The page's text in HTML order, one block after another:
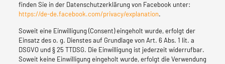
finden Sie in der Datenschutzerklärung von Facebook unter:
https://de-de.facebook.com/privacy/explanation.
Soweit eine Einwilligung (Consent) eingeholt wurde, erfolgt der
Einsatz des o. g. Dienstes auf Grundlage von Art. 6 Abs. 1 lit. a
DSGVO und § 25 TTDSG. Die Einwilligung ist jederzeit widerrufbar.
Soweit keine Einwilligung eingeholt wurde, erfolgt die Verwendung